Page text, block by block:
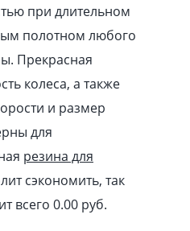
при длительном
полотном любого
Прекрасная
колеса, а также
и размер
для
резина для
сэкономить, так
всего 0.00 pуб.